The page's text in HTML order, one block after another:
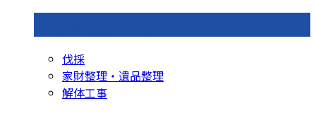
伐採
家財整理・遺品整理
解体工事